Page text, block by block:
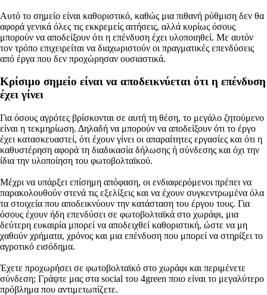
Αυτό το σημείο είναι καθοριστικό, καθώς μια πιθανή ρύθμιση δεν θα
αφορά γενικά όλες τις εκκρεμείς αιτήσεις, αλλά κυρίως όσους
μπορούν να αποδείξουν ότι η επένδυση έχει υλοποιηθεί. Με αυτόν
τον τρόπο επιχειρείται να διαχωριστούν οι πραγματικές επενδύσεις
από έργα που δεν προχώρησαν ουσιαστικά.
Κρίσιμο σημείο είναι να αποδεικνύεται ότι η επένδυση
έχει γίνει
Για όσους αγρότες βρίσκονται σε αυτή τη θέση, το μεγάλο ζητούμενο
είναι η τεκμηρίωση. Δηλαδή να μπορούν να αποδείξουν ότι το έργο
έχει κατασκευαστεί, ότι έχουν γίνει οι απαραίτητες εργασίες και ότι η
καθυστέρηση αφορά τη διαδικασία δήλωσης ή σύνδεσης και όχι την
ίδια την υλοποίηση του φωτοβολταϊκού.
Μέχρι να υπάρξει επίσημη απόφαση, οι ενδιαφερόμενοι πρέπει να
παρακολουθούν στενά τις εξελίξεις και να έχουν συγκεντρωμένα όλα
τα στοιχεία που αποδεικνύουν την κατάσταση του έργου τους. Για
όσους έχουν ήδη επενδύσει σε φωτοβολταϊκά στο χωράφι, μια
δεύτερη ευκαιρία μπορεί να αποδειχθεί καθοριστική, ώστε να μη
χαθούν χρήματα, χρόνος και μια επένδυση που μπορεί να στηρίξει το
αγροτικό εισόδημα.
Έχετε προχωρήσει σε φωτοβολταϊκό στο χωράφι και περιμένετε
σύνδεση; Γράψτε μας στα social του 4green ποιο είναι το μεγαλύτερο
πρόβλημα που αντιμετωπίζετε.